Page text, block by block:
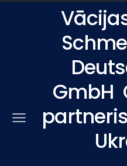
GmbH